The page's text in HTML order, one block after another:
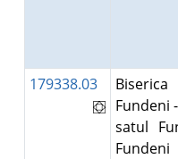
179338.03
Fundeni
satul